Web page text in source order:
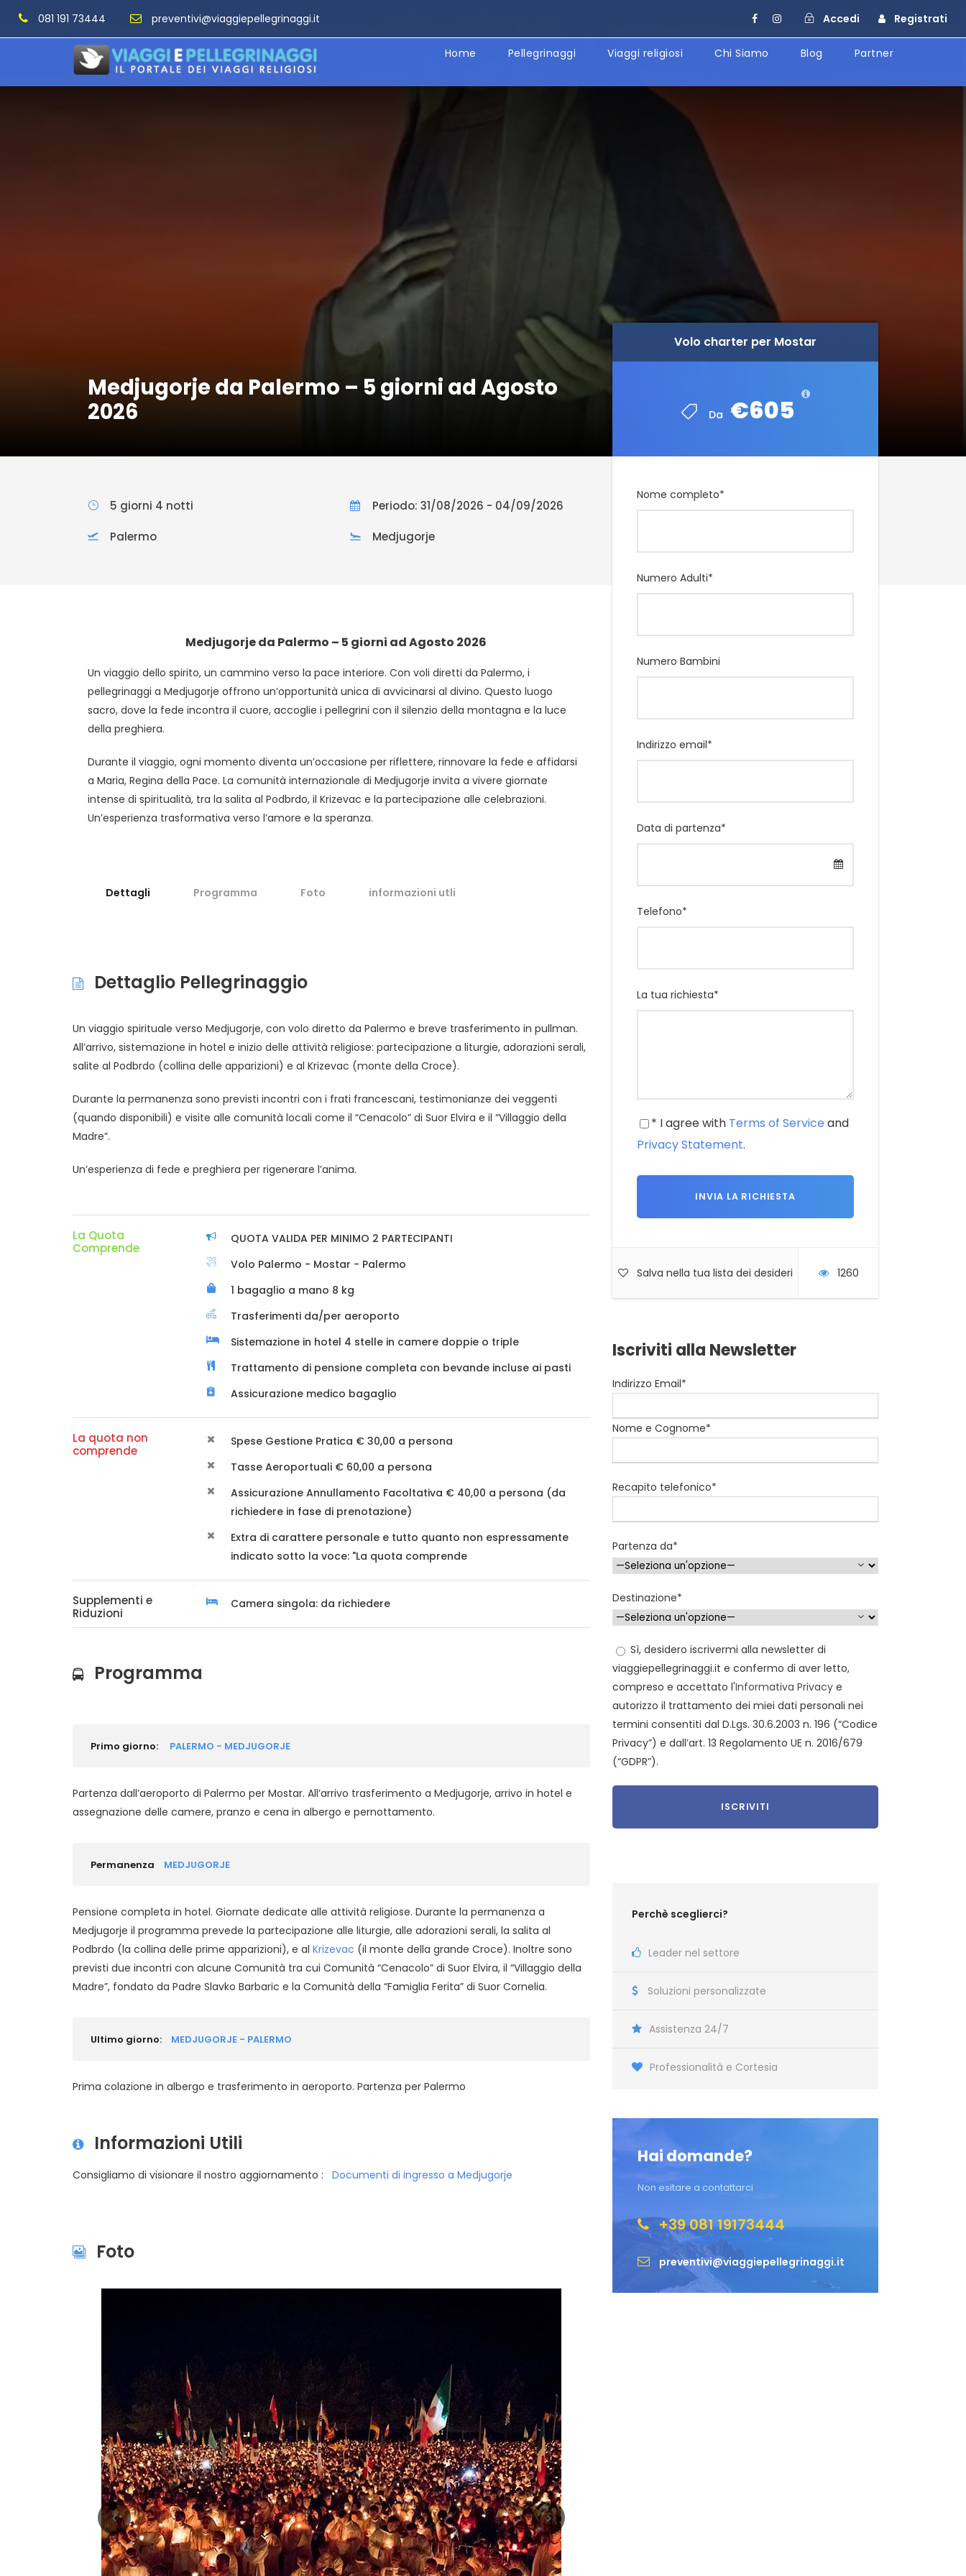
081 191 73444 preventivi@viaggiepellegrinaggi.it Accedi Registrati
Home Pellegrinaggi Viaggi religiosi Chi Siamo Blog Partner
Medjugorje da Palermo – 5 giorni ad Agosto
2026
Volo charter per Mostar
Da €605
Volo charter per Mostar
Da €605
Nome completo*
Numero Adulti*
Numero Bambini
Indirizzo email*
Data di partenza*
Telefono*
La tua richiesta*
* I agree with Terms of Service and
Privacy Statement.
Salva nella tua lista dei desideri 1260
Iscriviti alla Newsletter
Indirizzo Email*
Nome e Cognome*
Recapito telefonico*
Partenza da*
Destinazione*
Sì, desidero iscrivermi alla newsletter di
viaggiepellegrinaggi.it e confermo di aver letto,
compreso e accettato l'Informativa Privacy e
autorizzo il trattamento dei miei dati personali nei
termini consentiti dal D.Lgs. 30.6.2003 n. 196 (“Codice
Privacy”) e dall’art. 13 Regolamento UE n. 2016/679
(“GDPR”).
Perchè sceglierci?
Leader nel settore
Soluzioni personalizzate
Assistenza 24/7
Professionalità e Cortesia
Hai domande?
Non esitare a contattarci
+39 081 19173444
preventivi@viaggiepellegrinaggi.it
5 giorni 4 notti Periodo: 31/08/2026 - 04/09/2026
Palermo Medjugorje
Medjugorje da Palermo – 5 giorni ad Agosto 2026
Un viaggio dello spirito, un cammino verso la pace interiore. Con voli diretti da Palermo, i
pellegrinaggi a Medjugorje offrono un’opportunità unica di avvicinarsi al divino. Questo luogo
sacro, dove la fede incontra il cuore, accoglie i pellegrini con il silenzio della montagna e la luce
della preghiera.
Durante il viaggio, ogni momento diventa un’occasione per riflettere, rinnovare la fede e affidarsi
a Maria, Regina della Pace. La comunità internazionale di Medjugorje invita a vivere giornate
intense di spiritualità, tra la salita al Podbrdo, il Krizevac e la partecipazione alle celebrazioni.
Un’esperienza trasformativa verso l’amore e la speranza.
Dettagli Programma Foto informazioni utli
Dettaglio Pellegrinaggio
Un viaggio spirituale verso Medjugorje, con volo diretto da Palermo e breve trasferimento in pullman.
All’arrivo, sistemazione in hotel e inizio delle attività religiose: partecipazione a liturgie, adorazioni serali,
salite al Podbrdo (collina delle apparizioni) e al Krizevac (monte della Croce).
Durante la permanenza sono previsti incontri con i frati francescani, testimonianze dei veggenti
(quando disponibili) e visite alle comunità locali come il “Cenacolo” di Suor Elvira e il “Villaggio della
Madre”.
Un’esperienza di fede e preghiera per rigenerare l’anima.
La Quota
Comprende
QUOTA VALIDA PER MINIMO 2 PARTECIPANTI
Volo Palermo - Mostar - Palermo
1 bagaglio a mano 8 kg
Trasferimenti da/per aeroporto
Sistemazione in hotel 4 stelle in camere doppie o triple
Trattamento di pensione completa con bevande incluse ai pasti
Assicurazione medico bagaglio
La quota non
comprende
Spese Gestione Pratica € 30,00 a persona
Tasse Aeroportuali € 60,00 a persona
Assicurazione Annullamento Facoltativa € 40,00 a persona (da
richiedere in fase di prenotazione)
Extra di carattere personale e tutto quanto non espressamente
indicato sotto la voce: "La quota comprende
Supplementi e
Riduzioni
Camera singola: da richiedere
Programma
Primo giorno: PALERMO - MEDJUGORJE
Partenza dall’aeroporto di Palermo per Mostar. All’arrivo trasferimento a Medjugorje, arrivo in hotel e
assegnazione delle camere, pranzo e cena in albergo e pernottamento.
Permanenza MEDJUGORJE
Pensione completa in hotel. Giornate dedicate alle attività religiose. Durante la permanenza a
Medjugorje il programma prevede la partecipazione alle liturgie, alle adorazioni serali, la salita al
Podbrdo (la collina delle prime apparizioni), e al Krizevac (il monte della grande Croce). Inoltre sono
previsti due incontri con alcune Comunità tra cui Comunità “Cenacolo” di Suor Elvira, il “Villaggio della
Madre”, fondato da Padre Slavko Barbaric e la Comunità della “Famiglia Ferita” di Suor Cornelia.
Ultimo giorno: MEDJUGORJE - PALERMO
Prima colazione in albergo e trasferimento in aeroporto. Partenza per Palermo
Informazioni Utili
Consigliamo di visionare il nostro aggiornamento : Documenti di ingresso a Medjugorje
Foto